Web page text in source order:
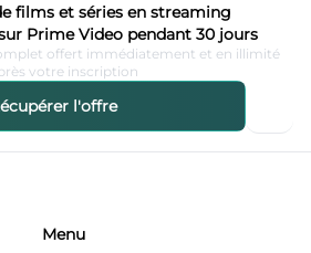
films et séries en streaming
Prime Video pendant 30 jours
offert immédiatement et en illimité
votre inscription
l'offre
Menu